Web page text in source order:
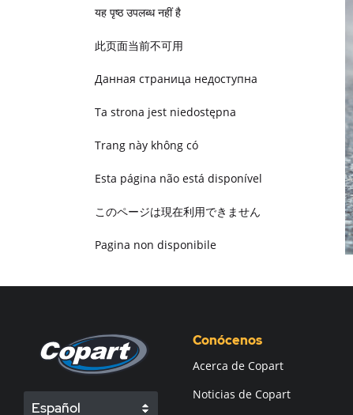
यह पृष्ठ उपलब्ध नहीं है
此页面当前不可用
Данная страница недоступна
Ta strona jest niedostępna
Trang này không có
Esta página não está disponível
このページは現在利用できません
Pagina non disponibile
Español
Conócenos
Acerca de Copart
Noticias de Copart